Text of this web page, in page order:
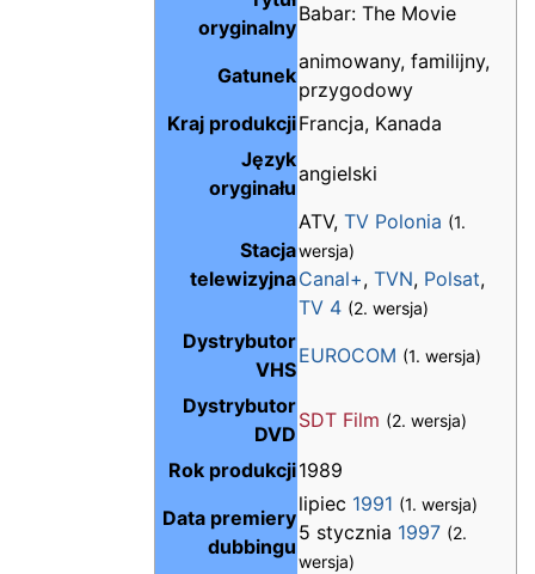
oryginalny
Babar: The Movie
Gatunek
animowany, familijny,
przygodowy
Kraj produkcjiFrancja, Kanada
Język
oryginału
angielski
Stacja
telewizyjna
ATV, TV Polonia (1.
wersja)
Canal+, TVN, Polsat,
TV 4 (2. wersja)
Dystrybutor
VHS
EUROCOM (1. wersja)
Dystrybutor
DVD
SDT Film (2. wersja)
Rok produkcji1989
Data premiery
dubbingu
lipiec 1991 (1. wersja)
5 stycznia 1997 (2.
wersja)